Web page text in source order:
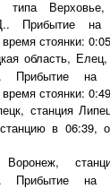
типа
Прибытие на
стоянки:
область,
на
стоянки:
станция
в 06:39,
на